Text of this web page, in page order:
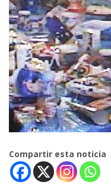
Compartir esta noticia